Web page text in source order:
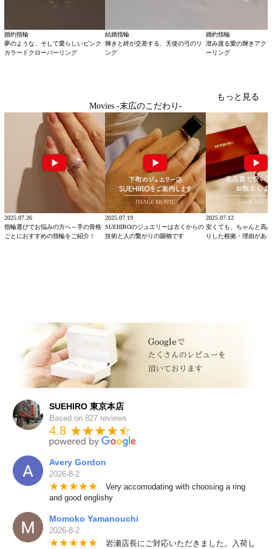
婚約指輪
夢のような、そして愛らしいピンク
カラードクローバーリング
結婚指輪
輝きと絆が交差する、天使の弓のリ
ング
婚約指輪
澄み渡る愛の輝きアク
ーリング
Movies -末広のこだわり-
もっと見る
2025.07.26
指輪選びでお悩みの方へ～手の骨格
ごとにおすすめの指輪をご紹介！
2025.07.19
SUEHIROのジュエリーは古くからの
技術と人の繋がりの賜物です
2025.07.12
安くても、ちゃんと高
りした根拠・理由があ
SUEHIRO 東京本店
Based on 827 reviews
4.8 ★★★★★
☆
Avery Gordon
2026-8-2
★★★★★ Very accomodating with choosing a ring
and good englishy
Momoko Yamanouchi
2026-8-2
★★★★★ 岩瀬店長にご対応いただきました。入荷し